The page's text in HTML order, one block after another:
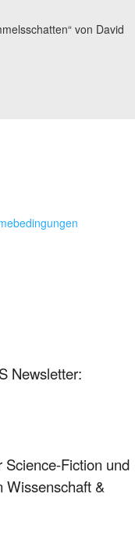
von David
Newsletter:
Fiction und
Wissenschaft &